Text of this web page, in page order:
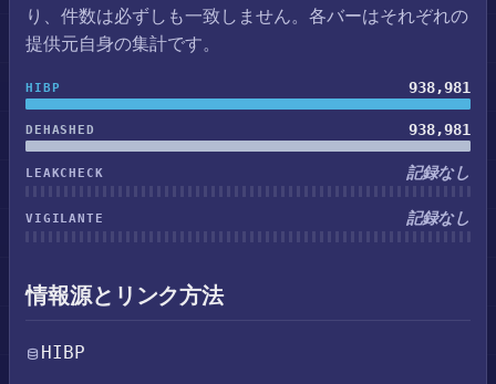
り、件数は必ずしも一致しません。各バーはそれぞれの
提供元自身の集計です。
HIBP 938,981
DEHASHED 938,981
LEAKCHECK 記録なし
VIGILANTE 記録なし
情報源とリンク方法
HIBP